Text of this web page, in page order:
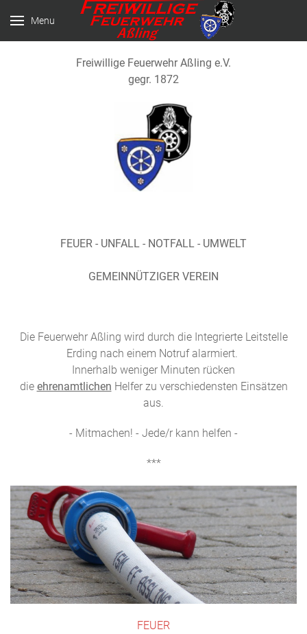
Menu
Freiwillige Feuerwehr Aßling e.V.
gegr. 1872
FEUER - UNFALL - NOTFALL - UMWELT
GEMEINNÜTZIGER VEREIN
Die Feuerwehr Aßling wird durch die Integrierte Leitstelle
Erding nach einem Notruf alarmiert.
Innerhalb weniger Minuten rücken
die ehrenamtlichen Helfer zu verschiedensten Einsätzen
aus.
- Mitmachen! - Jede/r kann helfen -
***
FEUER